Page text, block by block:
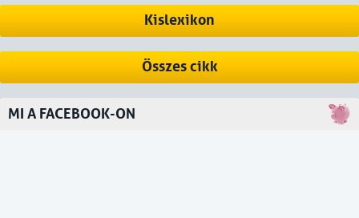
Kislexikon
Összes cikk
MI A FACEBOOK-ON